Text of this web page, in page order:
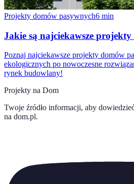
Projekty domów pasywnych6 min
Jakie są najciekawsze
Poznaj najciekawsze projekty domów
ekologicznych po nowoczesne
rynek budowlany!
Projekty na Dom
Twoje źródło informacji, aby
na dom.pl.